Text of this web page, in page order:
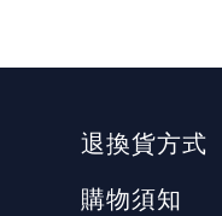
退換貨方式
購物須知